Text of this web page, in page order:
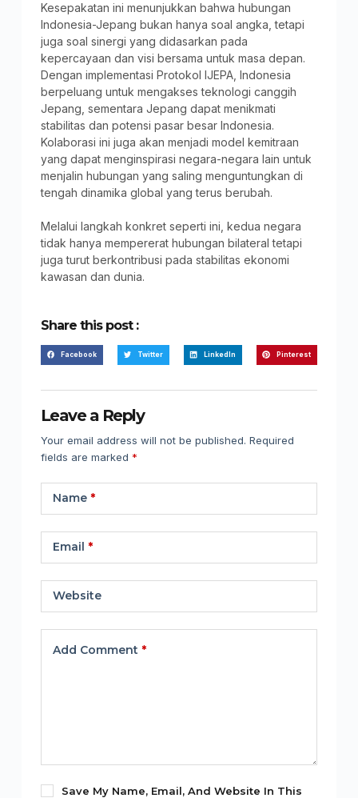
Kesepakatan ini menunjukkan bahwa hubungan
Indonesia-Jepang bukan hanya soal angka, tetapi
juga soal sinergi yang didasarkan pada
kepercayaan dan visi bersama untuk masa depan.
Dengan implementasi Protokol IJEPA, Indonesia
berpeluang untuk mengakses teknologi canggih
Jepang, sementara Jepang dapat menikmati
stabilitas dan potensi pasar besar Indonesia.
Kolaborasi ini juga akan menjadi model kemitraan
yang dapat menginspirasi negara-negara lain untuk
menjalin hubungan yang saling menguntungkan di
tengah dinamika global yang terus berubah.
Melalui langkah konkret seperti ini, kedua negara
tidak hanya mempererat hubungan bilateral tetapi
juga turut berkontribusi pada stabilitas ekonomi
kawasan dan dunia.
Share this post :
Facebook Twitter LinkedIn Pinterest
Leave a Reply
Your email address will not be published. Required
fields are marked *
Name*
Email *
Website
Add Comment *
Save My Name, Email, And Website In This